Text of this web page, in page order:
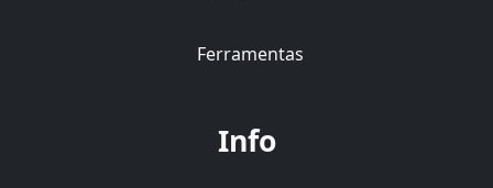
Ferramentas
Info